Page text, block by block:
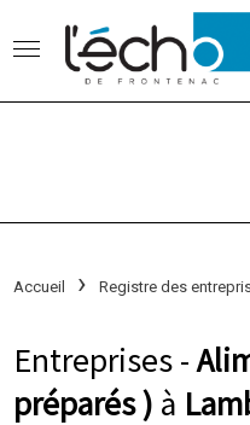
Accueil Registre des
Entreprises -
préparés ) à